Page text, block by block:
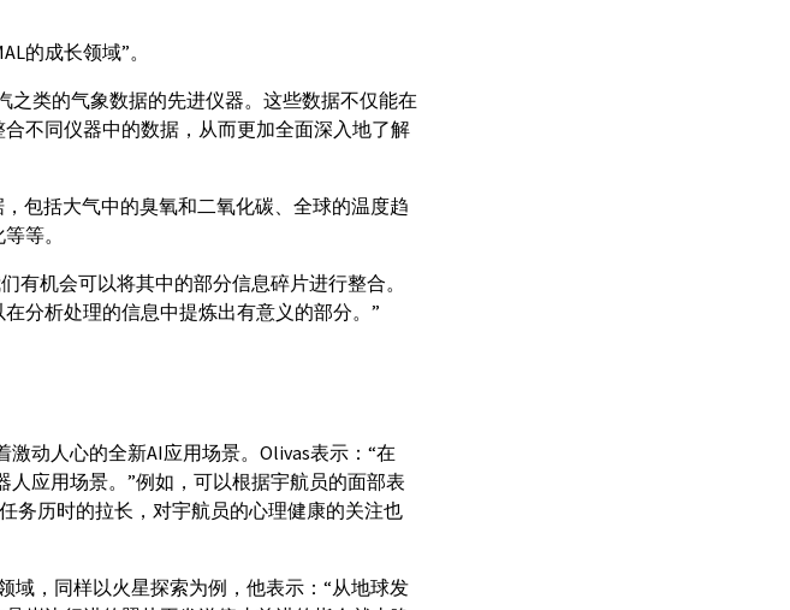
的成长领域”。
之类的气象数据的先进仪器。这些数据不仅能在
不同仪器中的数据，从而更加全面深入地了解
包括大气中的臭氧和二氧化碳、全球的温度趋
等。
有机会可以将其中的部分信息碎片进行整合。
分析处理的信息中提炼出有意义的部分。”
动人心的全新AI应用场景。Olivas表示：“在
人应用场景。”例如，可以根据宇航员的面部表
务历时的拉长，对宇航员的心理健康的关注也
域，同样以火星探索为例，他表示：“从地球发